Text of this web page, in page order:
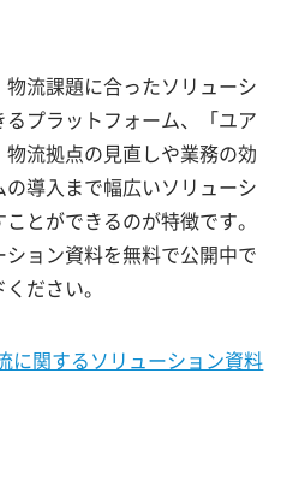
流課題に合ったソリューシ
プラットフォーム、「ユア
流拠点の見直しや業務の効
導入まで幅広いソリューシ
とができるのが特徴です。
ョン資料を無料で公開中で
ださい。
に関するソリューション資料